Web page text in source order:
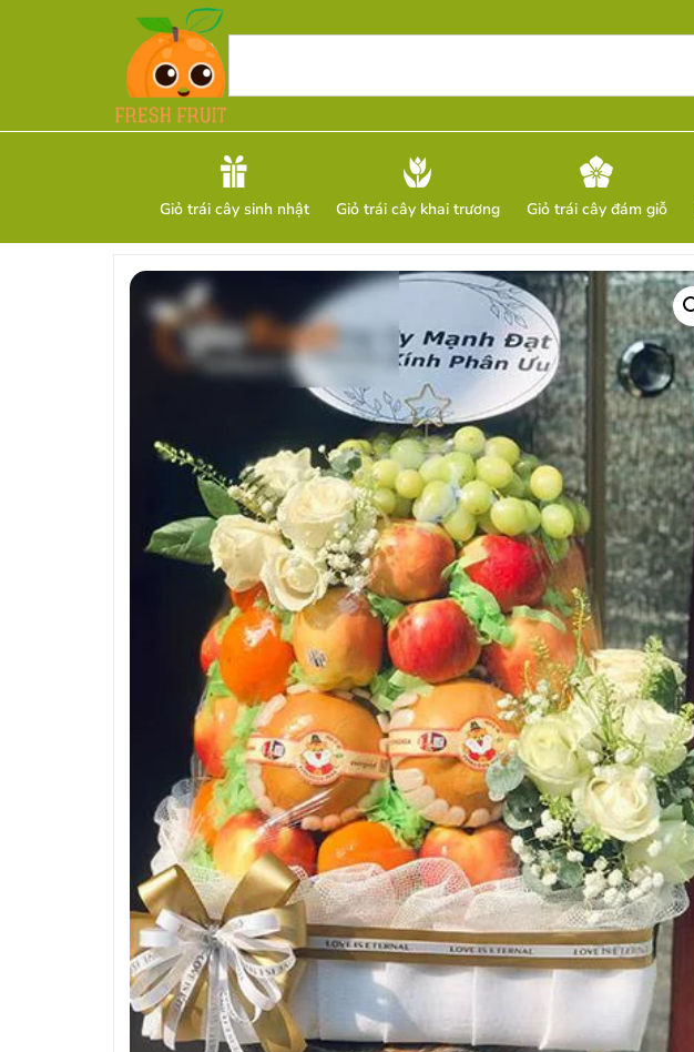
Giỏ trái cây sinh nhật Giỏ trái cây khai trương Giỏ trái cây đám giỗ